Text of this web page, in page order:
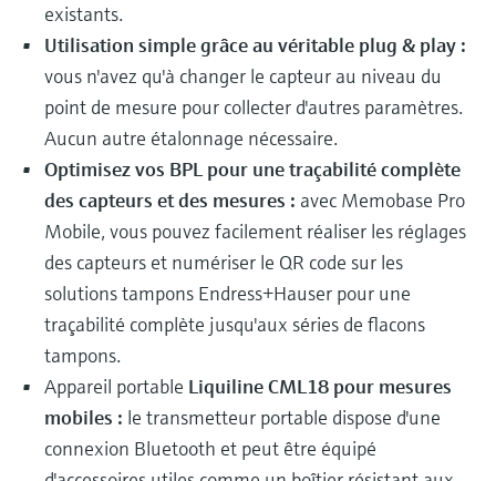
existants.
Utilisation simple grâce au véritable plug & play :
vous n'avez qu'à changer le capteur au niveau du
point de mesure pour collecter d'autres paramètres.
Aucun autre étalonnage nécessaire.
Optimisez vos BPL pour une traçabilité complète
des capteurs et des mesures : avec Memobase Pro
Mobile, vous pouvez facilement réaliser les réglages
des capteurs et numériser le QR code sur les
solutions tampons Endress+Hauser pour une
traçabilité complète jusqu'aux séries de flacons
tampons.
Appareil portable Liquiline CML18 pour mesures
mobiles : le transmetteur portable dispose d'une
connexion Bluetooth et peut être équipé